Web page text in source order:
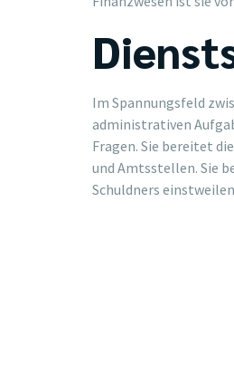
Im Spannungsfeld
administrativen
Fragen. Sie bereitet
und Amtsstellen. Sie
Schuldners